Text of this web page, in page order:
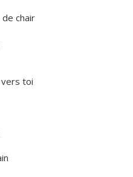
chair
toi